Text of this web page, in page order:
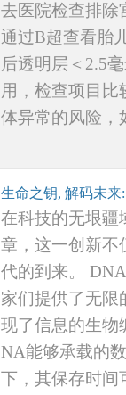
去医院检查排除
通过B超查看胎
后透明层＜2.5
用，检查项目比
体异常的风险，
生命之钥, 解码未
在科技的无垠疆
章，这一创新不
代的到来。
家们提供了无限
现了信息的生物
NA能够承载的
下，其保存时间